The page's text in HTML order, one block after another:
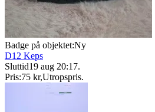
Badge på objektet:Ny
D12 Keps
Sluttid19 aug 20:17.
Pris:75 kr,Utropspris.